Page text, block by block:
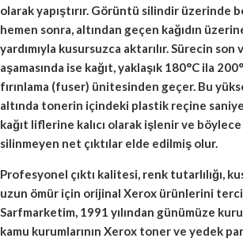
olarak yapıştırır. Görüntü silindir üzerinde
hemen sonra, altından geçen kağıdın
yardımıyla kusursuzca aktarılır. Sürecin
aşamasında ise kağıt, yaklaşık 180°C ila
fırınlama (fuser) ünitesinden geçer. Bu
altında tonerin içindeki plastik reçine
kağıt liflerine kalıcı olarak işlenir ve böylece
silinmeyen net çıktılar elde edilmiş olur.
Profesyonel çıktı kalitesi, renk tutarlılığı,
uzun ömür için orijinal Xerox ürünlerini
Sarfmarketim, 1991 yılından günümüze
kamu kurumlarının Xerox toner ve yedek